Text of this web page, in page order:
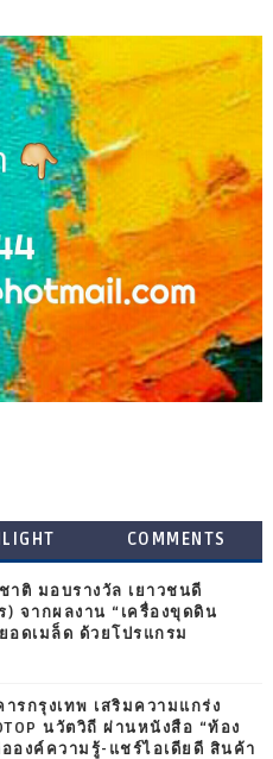
COMMENTS
าติ มอบรางวัล เยาวชนดี
) จากผลงาน “เครื่องขุดดิน
ดเมล็ด ด้วยโปรแกรม
รกรุงเทพ เสริมความแกร่ง
นวัตวิถี ผ่านหนังสือ “ท้อง
องค์ความรู้-แชร์ไอเดียดี สินค้า